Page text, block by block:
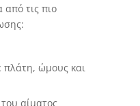
τις πιο
ώμους και
αίματος